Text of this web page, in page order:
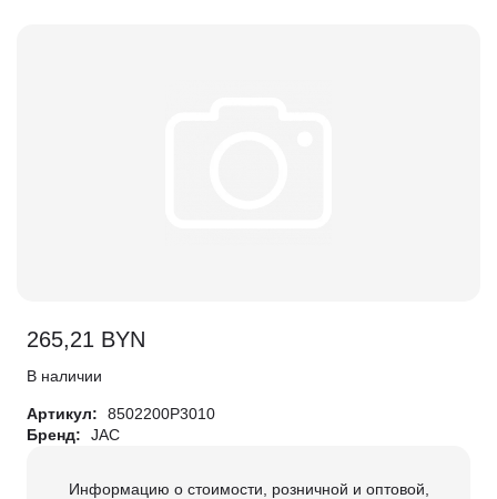
265,21 BYN
В наличии
Артикул:
8502200P3010
Бренд:
JAC
Информацию о стоимости, розничной и оптовой,